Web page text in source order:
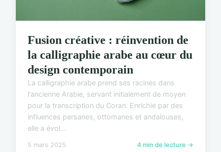
Fusion créative : réinvention de
la calligraphie arabe au cœur du
design contemporain
La calligraphie arabe prend ses racines dans
l'ancienne Arabie, servant initialement de moyen
pour la transcription du Coran. Enrichie par des
influences persanes, ottomanes et andalouses,
elle a évol...
5 mars 2025 4 min de lecture →